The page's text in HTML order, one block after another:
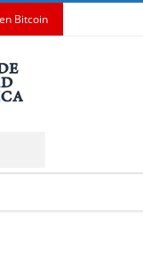
Bitcoin